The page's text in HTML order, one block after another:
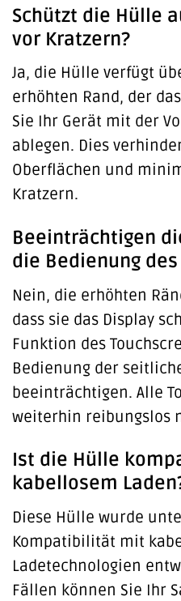
Schützt die Hülle
vor Kratzern?
Ja, die Hülle verfügt
erhöhten Rand, der
Sie Ihr Gerät mit der
ablegen. Dies
Oberflächen und
Kratzern.
Beeinträchtigen
die Bedienung
Nein, die erhöhten
dass sie das Display
Funktion des
Bedienung der
beeinträchtigen. Alle
weiterhin reibungslos
Ist die Hülle
kabellosem
Diese Hülle wurde
Kompatibilität mit
Ladetechnologien
Fällen können Sie Ihr